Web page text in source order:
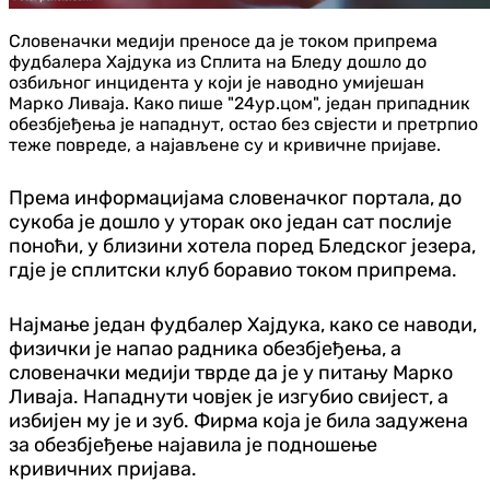
Словеначки медији преносе да је током припрема
фудбалера Хајдука из Сплита на Бледу дошло до
озбиљног инцидента у који је наводно умијешан
Марко Ливаја. Како пише "24ур.цом", један припадник
обезбјеђења је нападнут, остао без свјести и претрпио
теже повреде, а најављене су и кривичне пријаве.
Према информацијама словеначког портала, до
сукоба је дошло у уторак око један сат послије
поноћи, у близини хотела поред Бледског језера,
гдје је сплитски клуб боравио током припрема.
Најмање један фудбалер Хајдука, како се наводи,
физички је напао радника обезбјеђења, а
словеначки медији тврде да је у питању Марко
Ливаја. Нападнути човјек је изгубио свијест, а
избијен му је и зуб. Фирма која је била задужена
за обезбјеђење најавила је подношење
кривичних пријава.